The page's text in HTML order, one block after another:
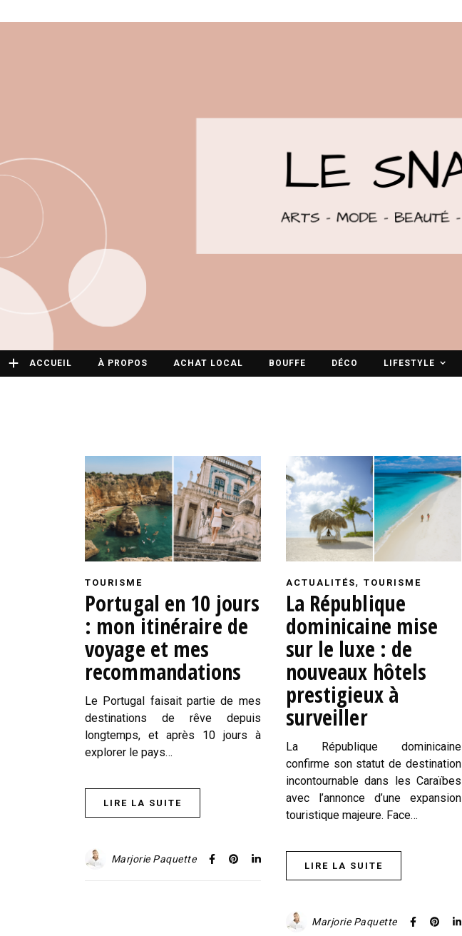
ACCUEIL À PROPOS ACHAT LOCAL BOUFFE DÉCO LIFESTYLE
TOURISME
Portugal en 10 jours
: mon itinéraire de
voyage et mes
recommandations
Le Portugal faisait partie de mes
destinations de rêve depuis
longtemps, et après 10 jours à
explorer le pays…
LIRE LA SUITE
Marjorie Paquette
ACTUALITÉS, TOURISME
La République
dominicaine mise
sur le luxe : de
nouveaux hôtels
prestigieux à
surveiller
La République dominicaine
confirme son statut de destination
incontournable dans les Caraïbes
avec l’annonce d’une expansion
touristique majeure. Face…
LIRE LA SUITE
Marjorie Paquette